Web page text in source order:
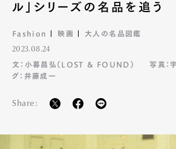
ル」シリーズの名品を追う
Fashion 映画 大人の名品図鑑
2023.08.24
文：小暮昌弘（LOST & FOUND）
写真：
グ：井藤成一
Share: